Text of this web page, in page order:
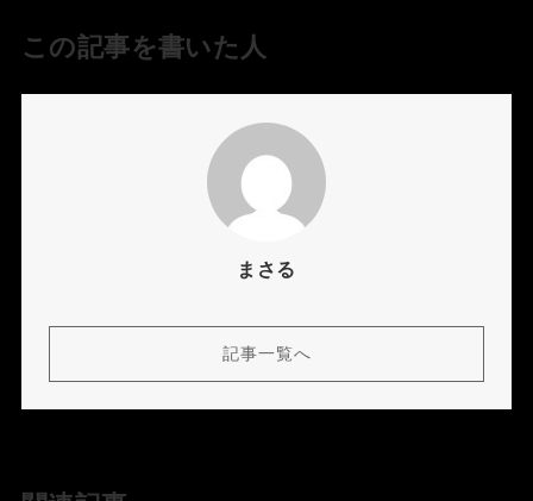
この記事を書いた人
まさる
記事一覧へ